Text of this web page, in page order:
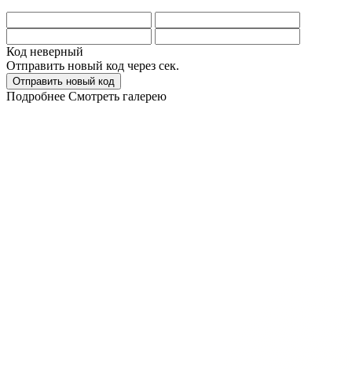
Код неверный
Отправить новый код через сек.
Отправить новый код
Подробнее Смотреть галерею